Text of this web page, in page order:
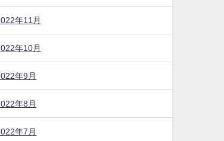
年11月
年10月
年9月
年8月
年7月